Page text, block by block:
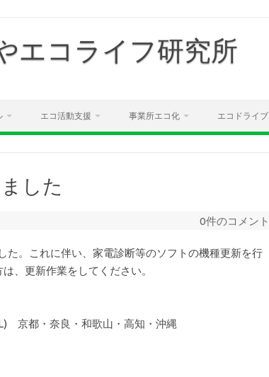
エコライフ研究所
エコ活動支援 事業所エコ化 エコドライブ
した
0件のコメント
。これに伴い、家電診断等のソフトの機種更新を行
、更新作業をしてください。
京都・奈良・和歌山・高知・沖縄